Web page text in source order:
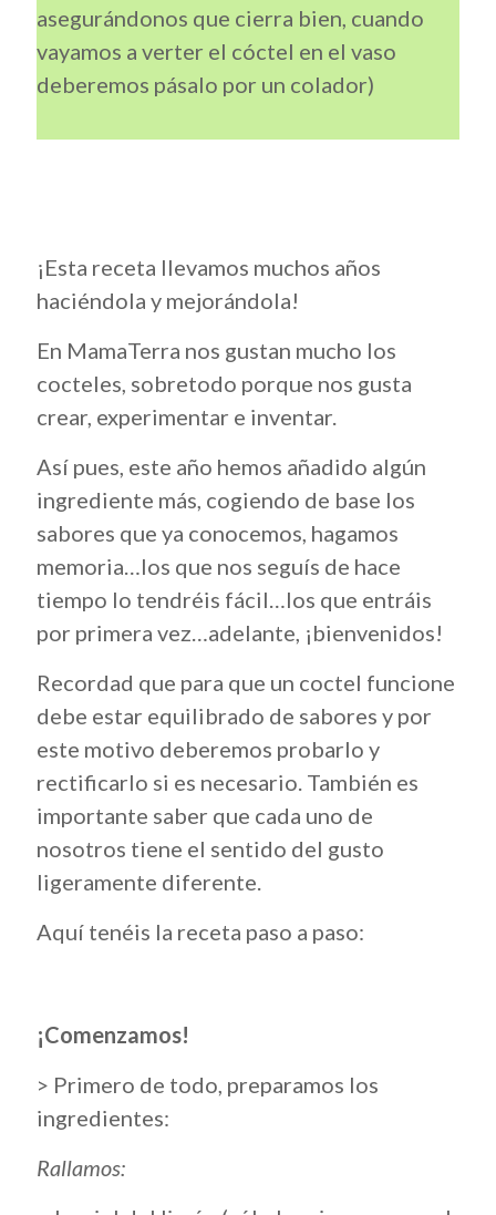
asegurándonos que cierra bien, cuando
vayamos a verter el cóctel en el vaso
deberemos pásalo por un colador)
¡Esta receta llevamos muchos años
haciéndola y mejorándola!
En MamaTerra nos gustan mucho los
cocteles, sobretodo porque nos gusta
crear, experimentar e inventar.
Así pues, este año hemos añadido algún
ingrediente más, cogiendo de base los
sabores que ya conocemos, hagamos
memoria…los que nos seguís de hace
tiempo lo tendréis fácil…los que entráis
por primera vez…adelante, ¡bienvenidos!
Recordad que para que un coctel funcione
debe estar equilibrado de sabores y por
este motivo deberemos probarlo y
rectificarlo si es necesario. También es
importante saber que cada uno de
nosotros tiene el sentido del gusto
ligeramente diferente.
Aquí tenéis la receta paso a paso:
¡Comenzamos!
> Primero de todo, preparamos los
ingredientes:
Rallamos: